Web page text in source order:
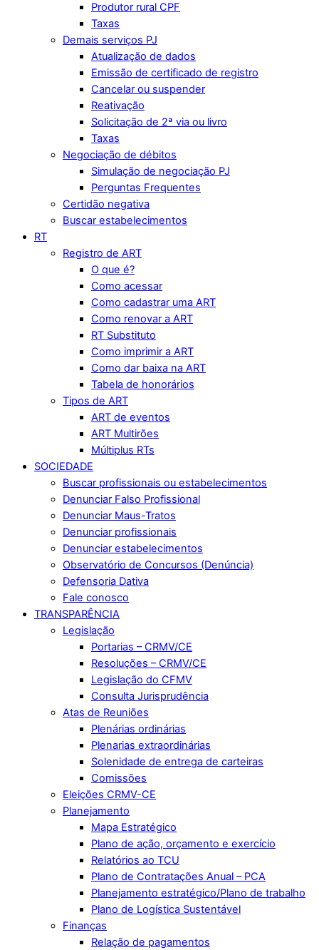
Produtor rural CPF
Taxas
Demais serviços PJ
Atualização de dados
Emissão de certificado de registro
Cancelar ou suspender
Reativação
Solicitação de 2ª via ou livro
Taxas
Negociação de débitos
Simulação de negociação PJ
Perguntas Frequentes
Certidão negativa
Buscar estabelecimentos
RT
Registro de ART
O que é?
Como acessar
Como cadastrar uma ART
Como renovar a ART
RT Substituto
Como imprimir a ART
Como dar baixa na ART
Tabela de honorários
Tipos de ART
ART de eventos
ART Multirões
Múltiplus RTs
SOCIEDADE
Buscar profissionais ou estabelecimentos
Denunciar Falso Profissional
Denunciar Maus-Tratos
Denunciar profissionais
Denunciar estabelecimentos
Observatório de Concursos (Denúncia)
Defensoria Dativa
Fale conosco
TRANSPARÊNCIA
Legislação
Portarias – CRMV/CE
Resoluções – CRMV/CE
Legislação do CFMV
Consulta Jurisprudência
Atas de Reuniões
Plenárias ordinárias
Plenarias extraordinárias
Solenidade de entrega de carteiras
Comissões
Eleições CRMV-CE
Planejamento
Mapa Estratégico
Plano de ação, orçamento e exercício
Relatórios ao TCU
Plano de Contratações Anual – PCA
Planejamento estratégico/Plano de trabalho
Plano de Logística Sustentável
Finanças
Relação de pagamentos